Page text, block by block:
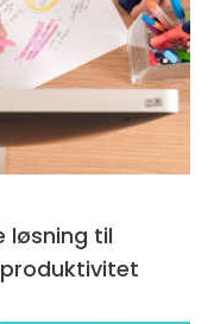
løsning til